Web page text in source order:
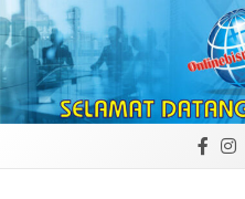
Skip
to
content